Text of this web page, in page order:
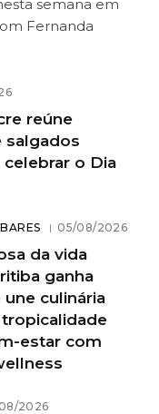
semana em
Fernanda
reúne
salgados
celebrar o Dia
05/08/2026
da vida
ganha
culinária
estar com
2026